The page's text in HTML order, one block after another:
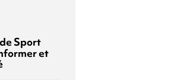
Sport
et